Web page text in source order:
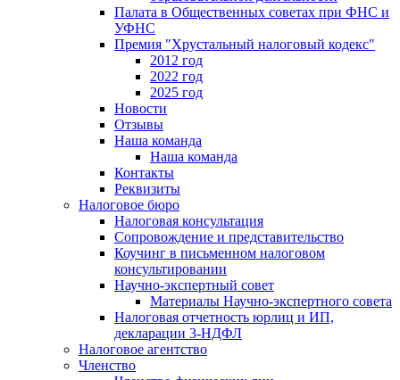
Палата в Общественных советах при ФНС и
УФНС
Премия "Хрустальный налоговый кодекс"
2012 год
2022 год
2025 год
Новости
Отзывы
Наша команда
Наша команда
Контакты
Реквизиты
Налоговое бюро
Налоговая консультация
Cопровождение и представительство
Коучинг в письменном налоговом
консультировании
Научно-экспертный совет
Материалы Научно-экспертного совета
Налоговая отчетность юрлиц и ИП,
декларации 3-НДФЛ
Налоговое агентство
Членство